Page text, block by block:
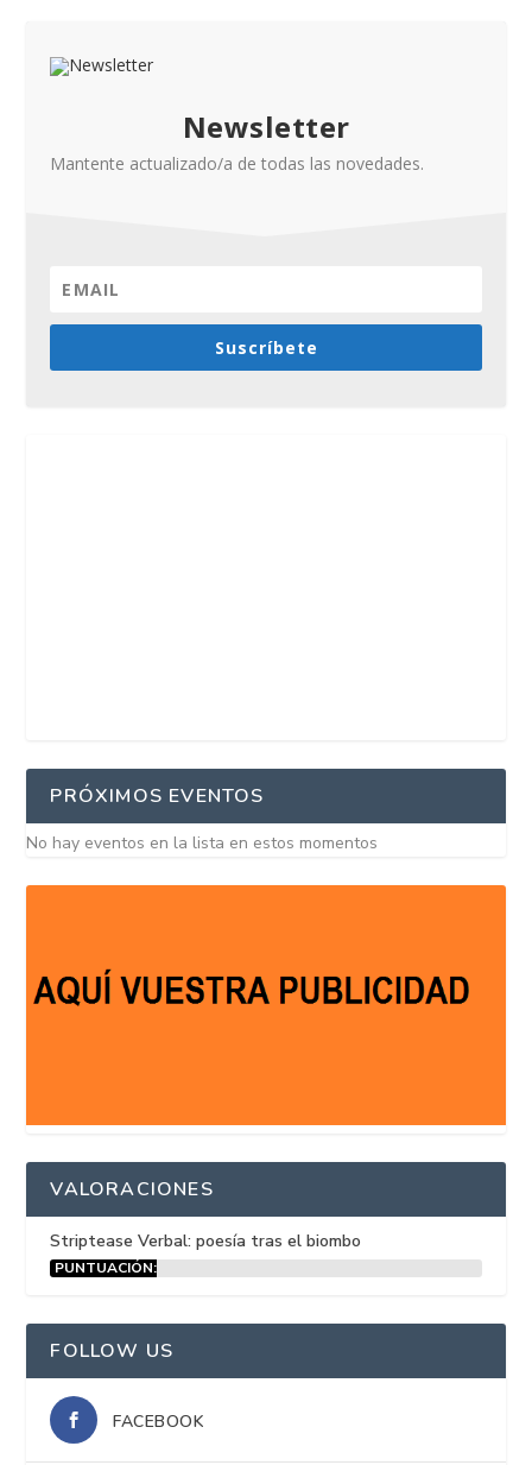
Newsletter
Mantente actualizado/a de todas las novedades.
Suscríbete
PRÓXIMOS EVENTOS
No hay eventos en la lista en estos momentos
VALORACIONES
Striptease Verbal: poesía tras el biombo
PUNTUACIÓN:
FOLLOW US
FACEBOOK